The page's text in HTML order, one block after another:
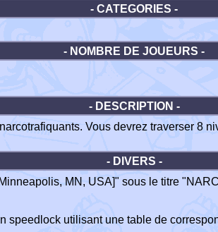
- CATEGORIES -
- NOMBRE DE JOUEURS -
- DESCRIPTION -
Vous devrez traverser 8
- DIVERS -
MN, USA]" sous le titre
utilisant une table de